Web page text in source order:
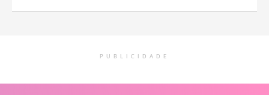
PUBLICIDADE